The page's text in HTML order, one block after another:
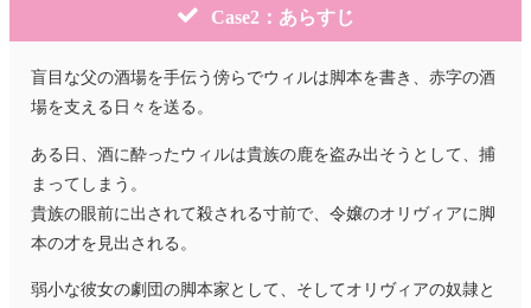
Case2：あらすじ
盲目な父の酒場を手伝う傍らでウィルは脚本を書き、赤字の酒
場を支える日々を送る。
ある日、酒に酔ったウィルは貴族の鹿を盗み出そうとして、捕
まってしまう。
貴族の眼前に出されて殺される寸前で、令嬢のオリヴィアに脚
本の才を見出される。
弱小な彼女の劇団の脚本家として、そしてオリヴィアの奴隷と